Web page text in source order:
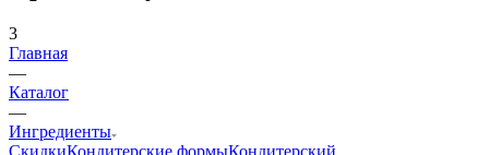
3
Главная
—
Каталог
—
Ингредиенты
СкидкиКондитерские формыКондитерский